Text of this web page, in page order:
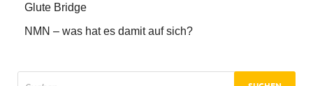
Glute Bridge
NMN – was hat es damit auf sich?